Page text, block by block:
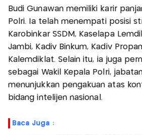
Budi Gunawan memiliki karir
Polri. Ia telah menempati posisi
Karobinkar SSDM, Kaselapa
Jambi, Kadiv Binkum, Kadiv
Kalemdiklat. Selain itu, ia juga
sebagai Wakil Kepala Polri,
menunjukkan pengakuan atas
bidang intelijen nasional.
Baca Juga :